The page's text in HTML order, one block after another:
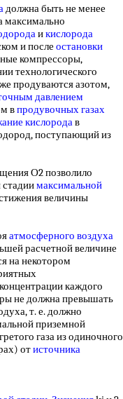
должна быть не менее
максимально
икислорода
и после остановки
компрессоры,
технологического
продуваются азотом,
давлением
впродувочных газах
кислородав
поступающий из
О2 позволило
стадиимаксимальной
величины
атмосферного воздуха
расчетной величине
на некотором
каждого
не должна превышать
т. е. должно
приземной
газа из одиночного
отисточника